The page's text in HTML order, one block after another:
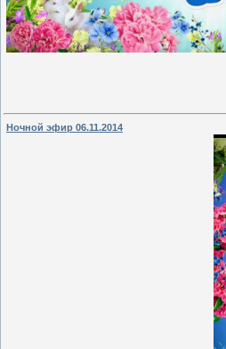
Ночной эфир 06.11.2014